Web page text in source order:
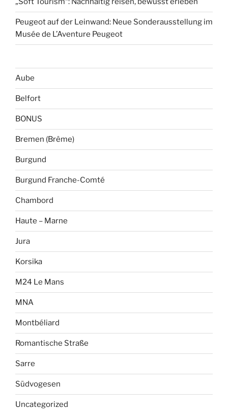
Peugeot auf der Leinwand: Neue Sonderausstellung im
Musée de L’Aventure Peugeot
Aube
Belfort
BONUS
Bremen (Brême)
Burgund
Burgund Franche-Comté
Chambord
Haute – Marne
Jura
Korsika
M24 Le Mans
MNA
Montbéliard
Romantische Straße
Sarre
Südvogesen
Uncategorized